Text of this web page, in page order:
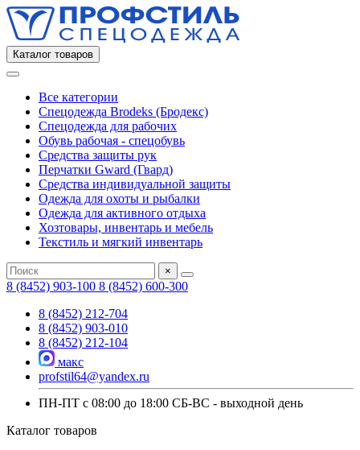
Каталог товаров
Все категории
Спецодежда Brodeks (Бродекс)
Спецодежда для рабочих
Обувь рабочая - спецобувь
Средства защиты рук
Перчатки Gward (Гвард)
Средства индивидуальной защиты
Одежда для охоты и рыбалки
Одежда для активного отдыха
Хозтовары, инвентарь и мебель
Текстиль и мягкий инвентарь
×
8 (8452) 903-100 8 (8452) 600-300
8 (8452) 212-704
8 (8452) 903-010
8 (8452) 212-104
макс
profstil64@yandex.ru
ПН-ПТ с 08:00 до 18:00 СБ-ВС - выходной день
Каталог товаров